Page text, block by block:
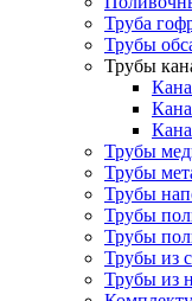
Труба
Трубы
Трубы
Трубы
Трубы
Трубы
Трубы
Трубы
Трубы из
Трубы из